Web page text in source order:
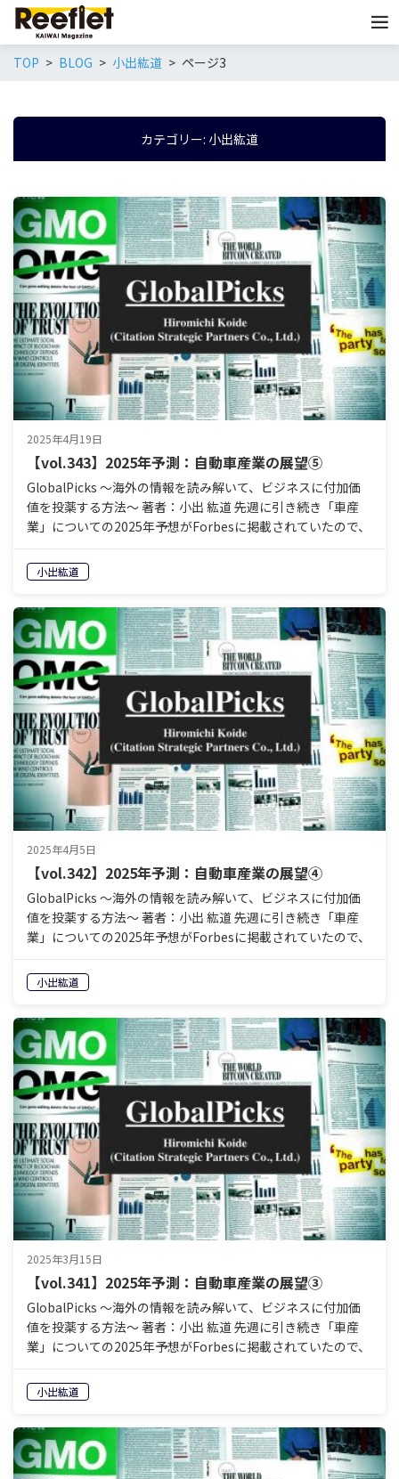
TOP BLOG 小出紘道 ページ3
カテゴリー: 小出紘道
2025年4月19日
【vol.343】2025年予測：自動車産業の展望⑤
GlobalPicks 〜海外の情報を読み解いて、ビジネスに付加価
値を投薬する方法〜 著者：小出 紘道 先週に引き続き「車産
業」についての2025年予想がForbesに掲載されていたので、
小出紘道
2025年4月5日
【vol.342】2025年予測：自動車産業の展望④
GlobalPicks 〜海外の情報を読み解いて、ビジネスに付加価
値を投薬する方法〜 著者：小出 紘道 先週に引き続き「車産
業」についての2025年予想がForbesに掲載されていたので、
小出紘道
2025年3月15日
【vol.341】2025年予測：自動車産業の展望③
GlobalPicks 〜海外の情報を読み解いて、ビジネスに付加価
値を投薬する方法〜 著者：小出 紘道 先週に引き続き「車産
業」についての2025年予想がForbesに掲載されていたので、
小出紘道